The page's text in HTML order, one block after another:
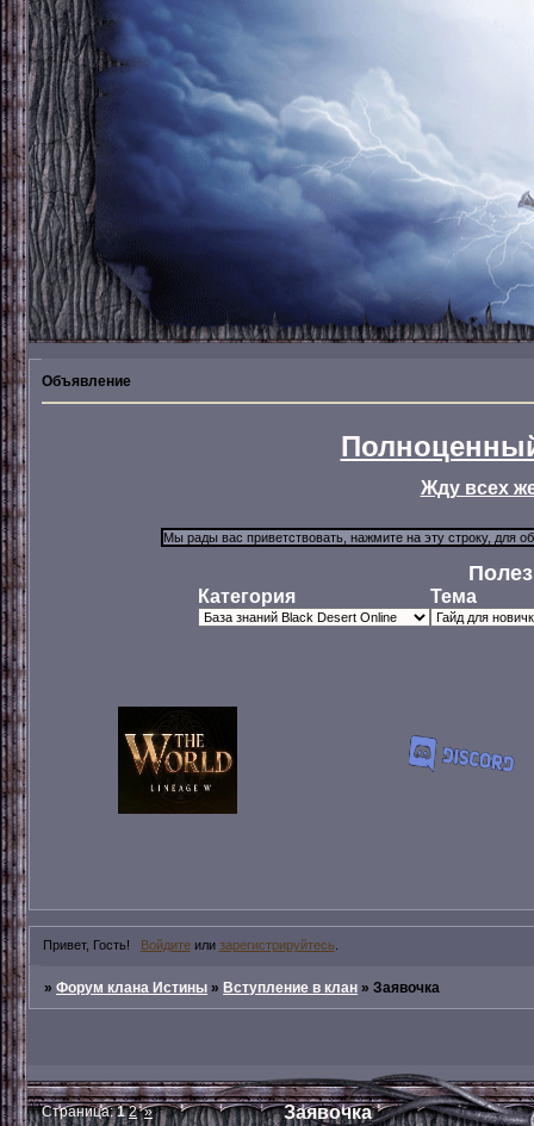
Объявление
Жду всех
Категория Тема
Привет, Гость! Войдитеили зарегистрируйтесь
»Форум клана Истины »Вступление в клан »Заявочка
Заявочка
Страница:1 2 »